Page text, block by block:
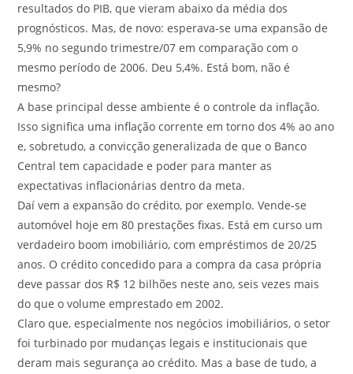
resultados do PIB, que vieram abaixo da média dos
prognósticos. Mas, de novo: esperava-se uma expansão de
5,9% no segundo trimestre/07 em comparação com o
mesmo período de 2006. Deu 5,4%. Está bom, não é
mesmo?
A base principal desse ambiente é o controle da inflação.
Isso significa uma inflação corrente em torno dos 4% ao ano
e, sobretudo, a convicção generalizada de que o Banco
Central tem capacidade e poder para manter as
expectativas inflacionárias dentro da meta.
Daí vem a expansão do crédito, por exemplo. Vende-se
automóvel hoje em 80 prestações fixas. Está em curso um
verdadeiro boom imobiliário, com empréstimos de 20/25
anos. O crédito concedido para a compra da casa própria
deve passar dos R$ 12 bilhões neste ano, seis vezes mais
do que o volume emprestado em 2002.
Claro que, especialmente nos negócios imobiliários, o setor
foi turbinado por mudanças legais e institucionais que
deram mais segurança ao crédito. Mas a base de tudo, a